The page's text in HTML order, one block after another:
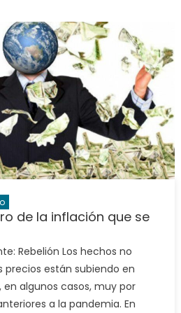
de la inflación que se
Rebelión Los hechos no
precios están subiendo en
algunos casos, muy por
a la pandemia. En